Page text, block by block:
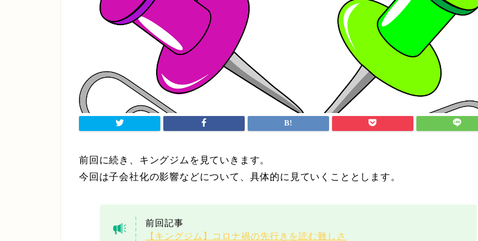
前回に続き、キングジムを見ていきます。
今回は子会社化の影響などについて、具体的に見ていくこととします。
前回記事
【キングジム】コロナ禍の先行きを読む難しさ